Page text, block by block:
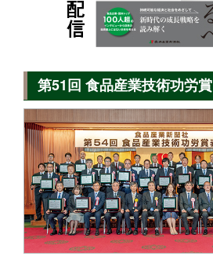
第51回 食品産業技術功労賞